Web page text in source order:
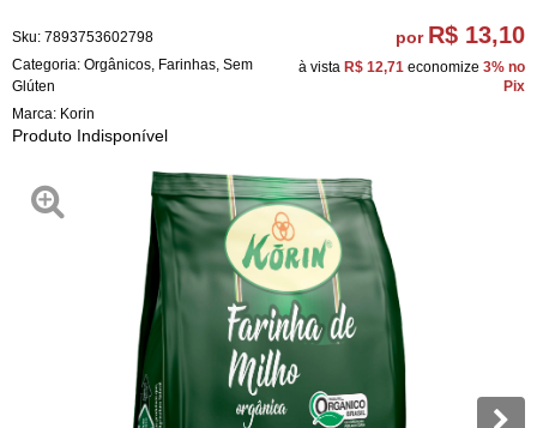
Sku: 7893753602798
Categoria: Orgânicos Farinhas Sem
Glúten
Marca: Korin
Produto Indisponível
por R$ 13,10
à vista R$ 12,71 economize 3% no
Pix